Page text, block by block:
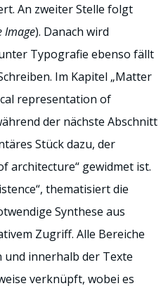
An zweiter Stelle folgt
Image). Danach wird
Typografie ebenso fällt
Im Kapitel „Matter
representation of
der nächste Abschnitt
Stück dazu, der
architecture“ gewidmet ist.
thematisiert die
Synthese aus
Zugriff. Alle Bereiche
innerhalb der Texte
verknüpft, wobei es